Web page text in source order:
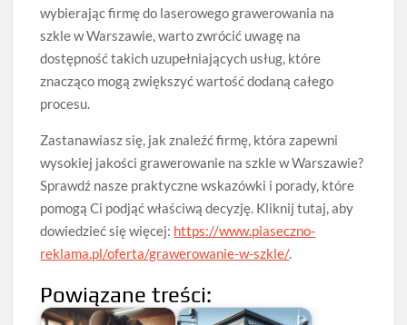
wybierając firmę do laserowego grawerowania na
szkle w Warszawie, warto zwrócić uwagę na
dostępność takich uzupełniających usług, które
znacząco mogą zwiększyć wartość dodaną całego
procesu.
Zastanawiasz się, jak znaleźć firmę, która zapewni
wysokiej jakości grawerowanie na szkle w Warszawie?
Sprawdź nasze praktyczne wskazówki i porady, które
pomogą Ci podjąć właściwą decyzję. Kliknij tutaj, aby
dowiedzieć się więcej: https://www.piaseczno-
reklama.pl/oferta/grawerowanie-w-szkle/.
Powiązane treści: